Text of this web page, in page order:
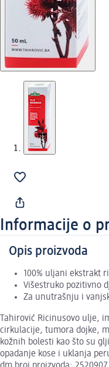
Informacije o
Opis proizvoda
100% uljani ekstrakt
Višestruko pozitivno
Za unutrašnju i
Tahirović Ricinusovo ulje,
cirkulacije, tumora dojke,
kožnih bolesti kao što su
opadanje kose i uklanja